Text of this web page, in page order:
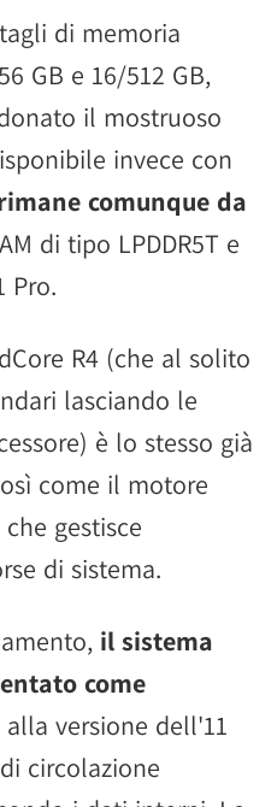
di memoria
GB e 16/512 GB,
il mostruoso
invece con
comunque da
di tipo LPDDR5T e
Pro.
R4 (che al solito
lasciando le
è lo stesso già
come il motore
gestisce
di sistema.
il sistema
come
versione dell'11
circolazione